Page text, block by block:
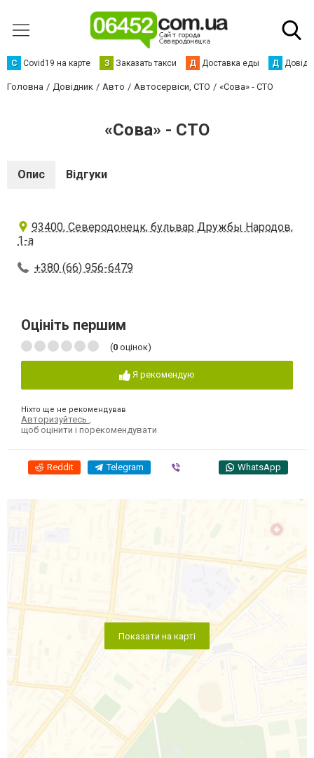
С Сovid19 на карте З Заказать такси Д Доставка еды Д
Головна Довідник Авто Автосервіси, СТО «Сова» - СТО
«Сова» - СТО
Опис Відгуки
93400, Северодонецк, бульвар Дружбы Народов,
1-а
+380 (66) 956-6479
Оцініть першим
(0 оцінок)
Я рекомендую
Ніхто ще не рекомендував
Авторизуйтесь
щоб оцінити і порекомендувати
Reddit Telegram WhatsApp
Показати на карті